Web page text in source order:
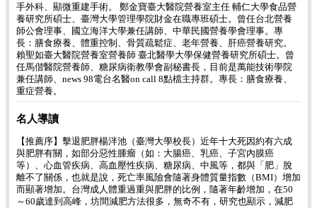
手外科、顯微重建手術。 鄭金寶臺大醫院營養室主任 輔仁大學食品營
養研究所碩士、臺灣大學管理學院財金在職專班碩士。曾任台北營養
師公會理事、國立海洋大學兼任講師、中華民國營養學會理事。專
長：膳食療養、體重控制、骨質疏鬆症、老年營養、肝癌營養研究。
賴聖如臺大醫院營養室營養師 臺北醫學大學保健營養研究所碩士。曾
任馬偕醫院營養師、糖尿病衛教學會副秘書長，目前是萬能技術學院
兼任講師、news 98電台名醫on call 8點檔主持群。專長：膳食療養、
重症營養。
名人導讀
【推薦序】擊退肥胖楊泮池（臺灣大學校長）近年十大死因約有六成
與肥胖有關，如部分惡性腫瘤（如：大腸癌、乳癌、子宮內膜癌
等）、心血管疾病、高血壓性疾病、糖尿病、中風等，都與「肥」脫
離不了關係，也就是說，死亡率風險會隨著身體質量指數（BMI）增加
而顯著增加。台灣成人體重過重與肥胖的比例，隨著年齡增加，在50
～60歲達到高峰，坊間減肥方法很多，無奇不有，研究也顯示，減肥